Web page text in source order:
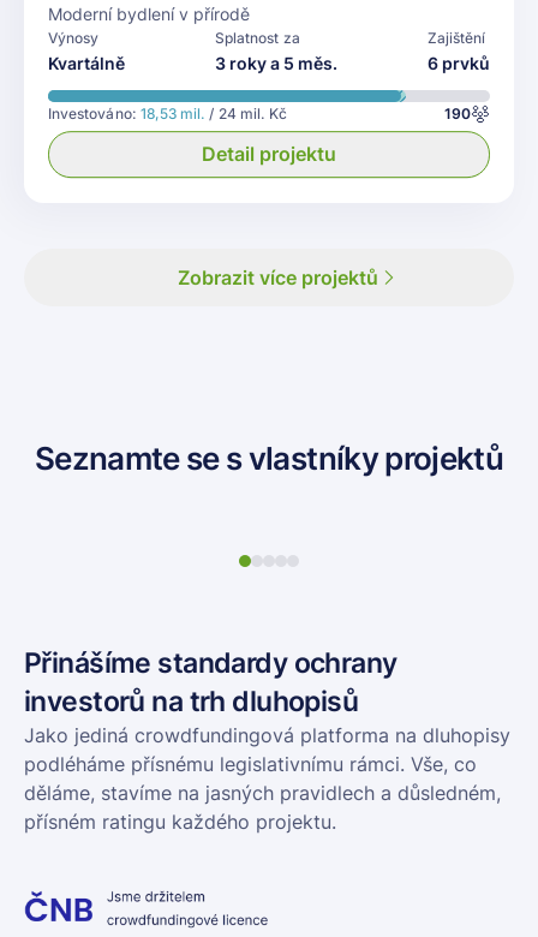
Moderní bydlení v přírodě
Výnosy
Kvartálně
Splatnost za
3 roky a 5 měs.
Zajištění
6 prvků
Investováno: 18,53 mil. / 24 mil. Kč 190
Detail projektu
Zobrazit více projektů
Seznamte se s vlastníky projektů
Spolumajitel a Hlavní trenér Port Pardubice
Přinášíme standardy ochrany
investorů na trh dluhopisů
Jako jediná crowdfundingová platforma na dluhopisy
podléháme přísnému legislativnímu rámci. Vše, co
děláme, stavíme na jasných pravidlech a důsledném,
přísném ratingu každého projektu.